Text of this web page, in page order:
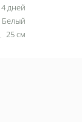
дней
Белый
25 см